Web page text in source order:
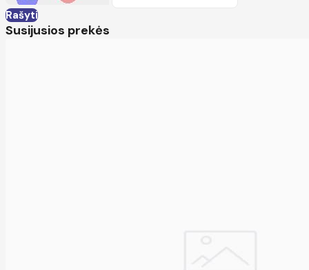
Rašyti
Susijusios prekės